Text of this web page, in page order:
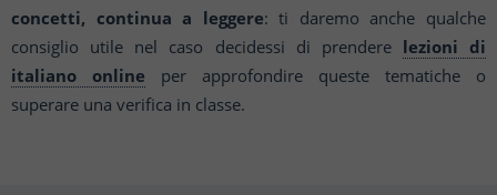
concetti, continua a leggere: ti daremo anche qualche
consiglio utile nel caso decidessi di prendere lezioni di
italiano online per approfondire queste tematiche o
superare una verifica in classe.